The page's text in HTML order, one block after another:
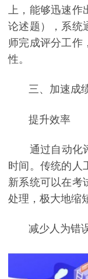
上，能够迅速
论述题），系统
师完成评分工作
性。
三、加速成绩
提升效率
通过自动化评
时间。传统的人
新系统可以在考
处理，极大地缩
减少人为错